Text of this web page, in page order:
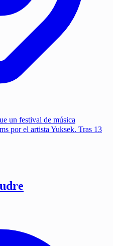
un festival de música
por el artista Yuksek. Tras 13